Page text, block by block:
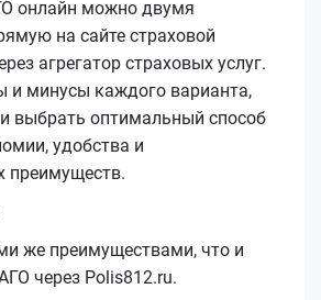
онлайн можно двумя
на сайте страховой
агрегатор страховых услуг.
и минусы каждого варианта,
выбрать оптимальный способ
удобства и
преимуществ.
же преимуществами, что и
через Polis812.ru.